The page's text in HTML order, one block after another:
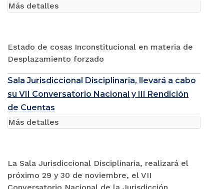
Estado de cosas Inconstitucional en materia de
Desplazamiento forzado
Más detalles
Sala Jurisdiccional Disciplinaria, llevará a cabo
su VII Conversatorio Nacional y III Rendición
de Cuentas
La Sala Jurisdiccional Disciplinaria, realizará el
próximo 29 y 30 de noviembre, el VII
Conversatorio Nacional de la Jurisdicción
Más detalles